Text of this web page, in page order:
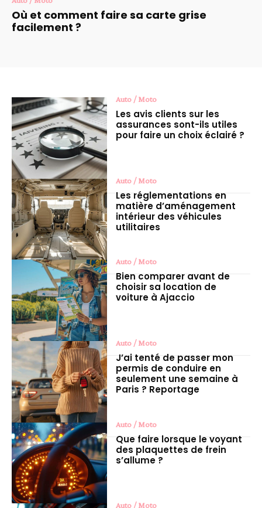
Où et comment faire sa carte grise
facilement ?
Auto / Moto
Les avis clients sur les
assurances sont-ils utiles
pour faire un choix éclairé ?
Auto / Moto
Les réglementations en
matière d’aménagement
intérieur des véhicules
utilitaires
Auto / Moto
Bien comparer avant de
choisir sa location de
voiture à Ajaccio
Auto / Moto
J’ai tenté de passer mon
permis de conduire en
seulement une semaine à
Paris ? Reportage
Auto / Moto
Que faire lorsque le voyant
des plaquettes de frein
s’allume ?
Auto / Moto